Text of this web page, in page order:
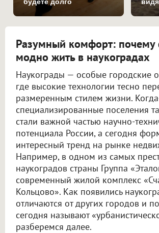
Разумный комфорт: почему
модно жить в наукоградах
Наукограды — особые городские
где высокие технологии тесно
размеренным стилем жизни.
специализированные поселения
стали важной частью научно-
потенциала России, а сегодня
интересный тренд на рынке
Например, в одном из самых
наукоградов страны Группа
современный жилой комплекс
Кольцово». Как появились
отличаются от других городов и
сегодня называют
разберемся далее.